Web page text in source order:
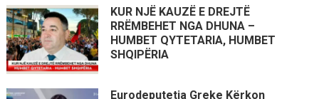
KUR NJË KAUZË E DREJTË
RRËMBEHET NGA DHUNA –
HUMBET QYTETARIA, HUMBET
SHQIPËRIA
Eurodeputetja Greke Kërkon